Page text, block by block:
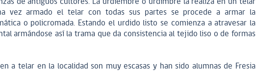
de antiguos cultores. La urdiembre o urdimbre la realiza en un telar
vez armado el telar con todas sus partes se procede a armar la
o policromada. Estando el urdido listo se comienza a atravesar la
armándose así la trama que da consistencia al tejido liso o de formas
a telar en la localidad son muy escasas y han sido alumnas de Fresia